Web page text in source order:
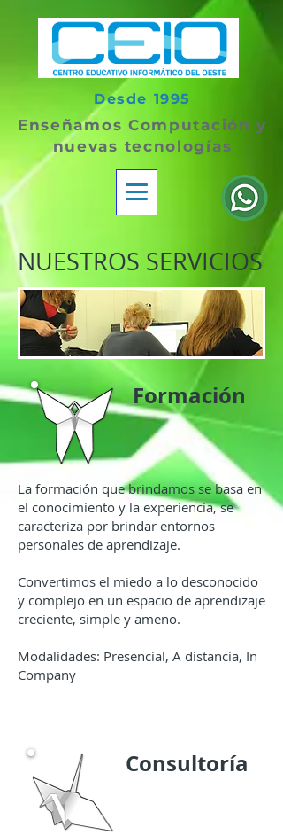
Enseñamos Computación y
nuevas tecnologías
Desde 1995
NUESTROS SERVICIOS
Formación
​La formación que brindamos se basa en
el conocimiento y la experiencia, se
caracteriza por brindar entornos
personales de aprendizaje.​
Convertimos el miedo a lo desconocido
y complejo en un espacio de aprendizaje
creciente, simple y ameno.
Modalidades: Presencial, A distancia, In
Company
Consultoría